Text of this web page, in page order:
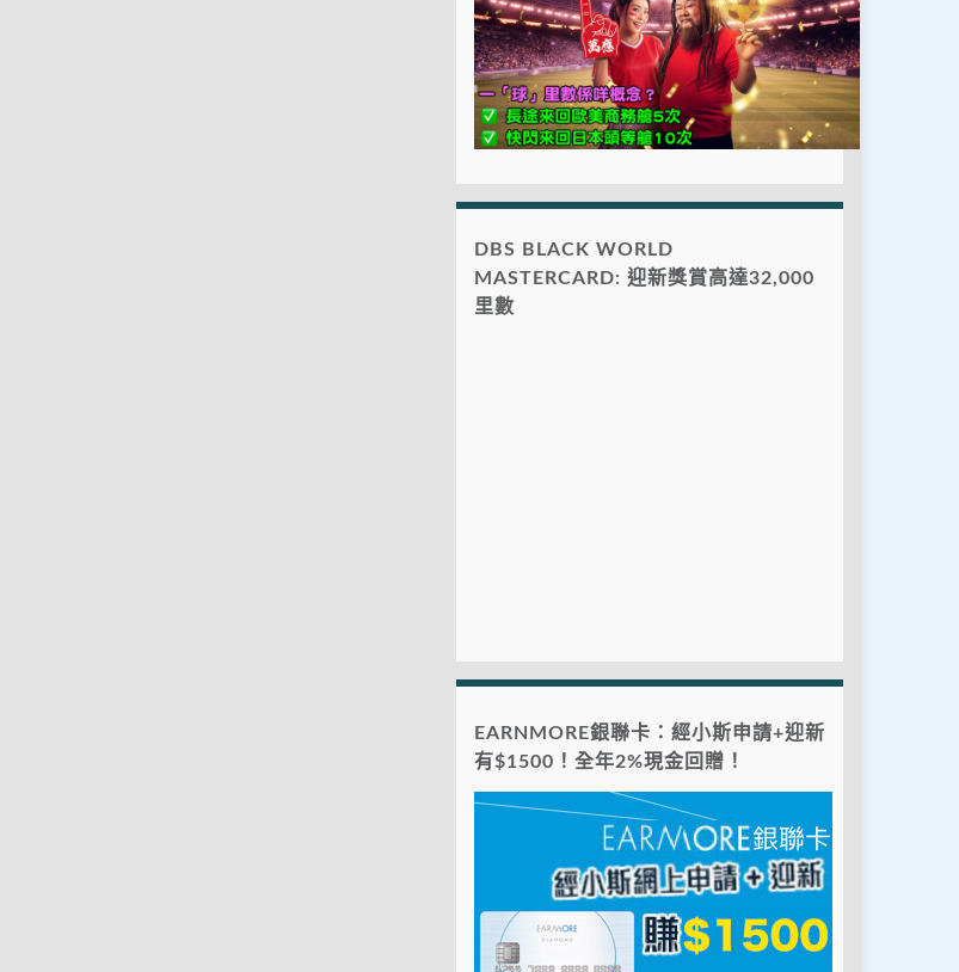
DBS BLACK WORLD
MASTERCARD: 迎新獎賞高達32,000
里數
EARNMORE銀聯卡：經小斯申請+迎新
有$1500！全年2%現金回贈！